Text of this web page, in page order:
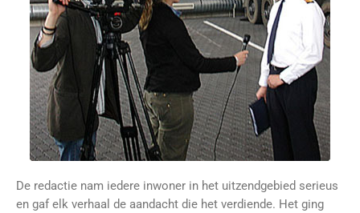
De redactie nam iedere inwoner in het uitzendgebied serieus
en gaf elk verhaal de aandacht die het verdiende. Het ging